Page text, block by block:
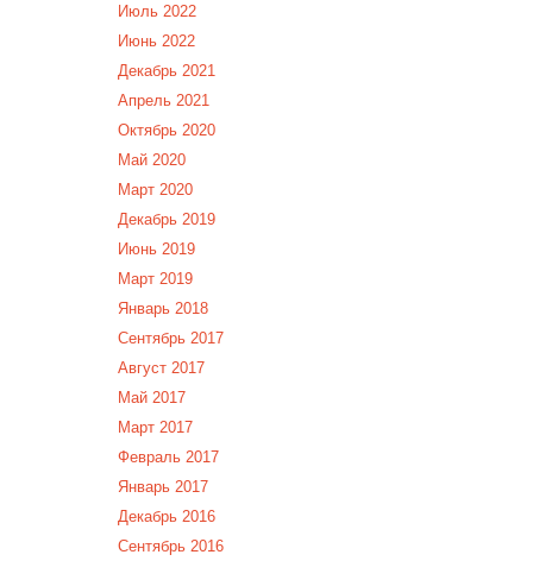
Июль 2022
Июнь 2022
Декабрь 2021
Апрель 2021
Октябрь 2020
Май 2020
Март 2020
Декабрь 2019
Июнь 2019
Март 2019
Январь 2018
Сентябрь 2017
Август 2017
Май 2017
Март 2017
Февраль 2017
Январь 2017
Декабрь 2016
Сентябрь 2016